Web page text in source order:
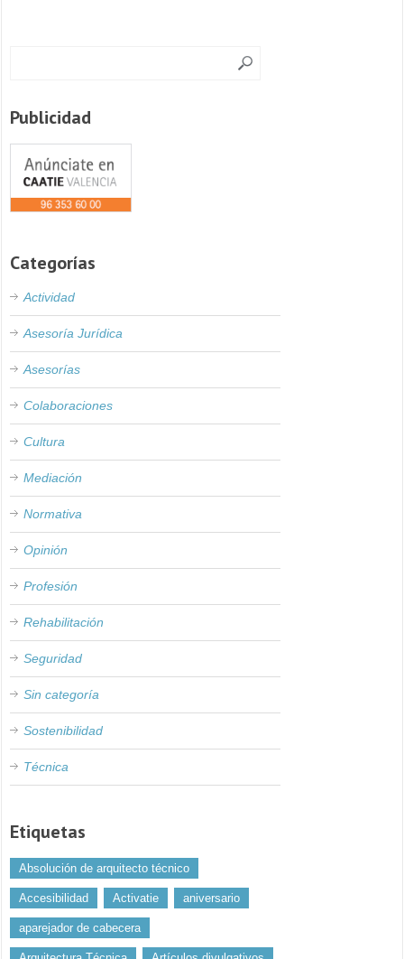
Publicidad
Categorías
Actividad
Asesoría Jurídica
Asesorías
Colaboraciones
Cultura
Mediación
Normativa
Opinión
Profesión
Rehabilitación
Seguridad
Sin categoría
Sostenibilidad
Técnica
Etiquetas
Absolución de arquitecto técnico
Accesibilidad Activatie aniversario
aparejador de cabecera